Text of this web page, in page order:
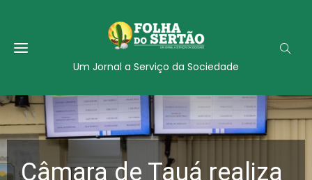
Um Jornal a Serviço da Sociedade
Câmara de Tauá realiza